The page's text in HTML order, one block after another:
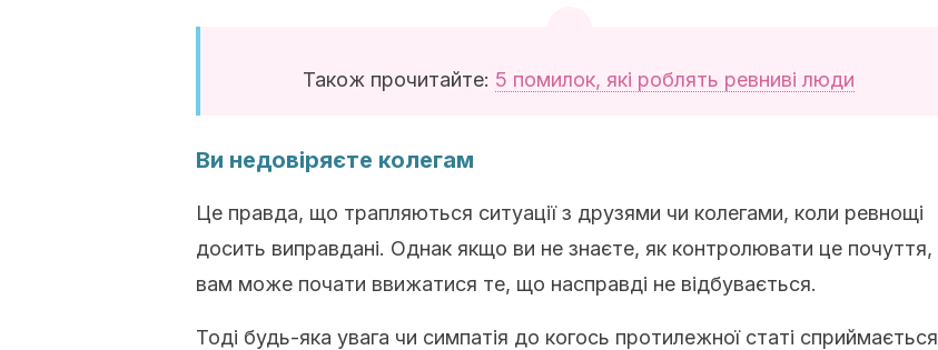
Також прочитайте: 5 помилок, які роблять ревниві люди
Ви недовіряєте колегам
Це правда, що трапляються ситуації з друзями чи колегами, коли ревнощі
досить виправдані. Однак якщо ви не знаєте, як контролювати це почуття,
вам може почати ввижатися те, що насправді не відбувається.
Тоді будь-яка увага чи симпатія до когось протилежної статі сприймається